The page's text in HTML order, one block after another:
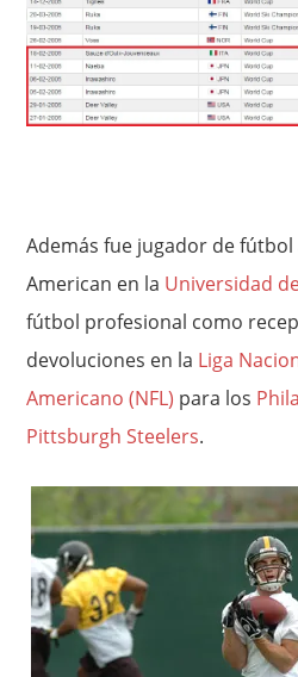
Además fue jugador de
American en la Universidad
fútbol profesional como
devoluciones en la Liga
Americano (NFL) para los
Pittsburgh Steelers.